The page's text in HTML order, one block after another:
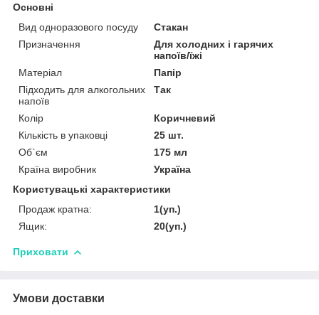
Основні
Вид одноразового посуду
Стакан
Призначення
Для холодних і гарячих
напоїв/їжі
Матеріал
Папір
Підходить для алкогольних
напоїв
Так
Колір
Коричневий
Кількість в упаковці
25 шт.
Об`єм
175 мл
Країна виробник
Україна
Користувацькі характеристики
Продаж кратна:
1(уп.)
Ящик:
20(уп.)
Приховати
Умови доставки